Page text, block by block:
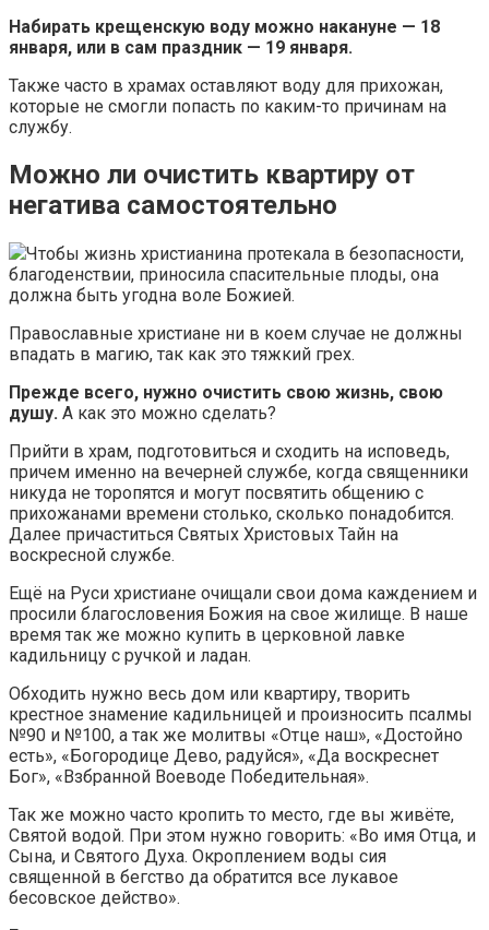
Набирать крещенскую воду можно накануне — 18
января, или в сам праздник — 19 января.
Также часто в храмах оставляют воду для прихожан,
которые не смогли попасть по каким-то причинам на
службу.
Можно ли очистить квартиру от
негатива самостоятельно
Чтобы жизнь христианина протекала в безопасности,
благоденствии, приносила спасительные плоды, она
должна быть угодна воле Божией.
Православные христиане ни в коем случае не должны
впадать в магию, так как это тяжкий грех.
Прежде всего, нужно очистить свою жизнь, свою
душу. А как это можно сделать?
Прийти в храм, подготовиться и сходить на исповедь,
причем именно на вечерней службе, когда священники
никуда не торопятся и могут посвятить общению с
прихожанами времени столько, сколько понадобится.
Далее причаститься Святых Христовых Тайн на
воскресной службе.
Ещё на Руси христиане очищали свои дома каждением и
просили благословения Божия на свое жилище. В наше
время так же можно купить в церковной лавке
кадильницу с ручкой и ладан.
Обходить нужно весь дом или квартиру, творить
крестное знамение кадильницей и произносить псалмы
№90 и №100, а так же молитвы «Отце наш», «Достойно
есть», «Богородице Дево, радуйся», «Да воскреснет
Бог», «Взбранной Воеводе Победительная».
Так же можно часто кропить то место, где вы живёте,
Святой водой. При этом нужно говорить: «Во имя Отца, и
Сына, и Святого Духа. Окроплением воды сия
священной в бегство да обратится все лукавое
бесовское действо».